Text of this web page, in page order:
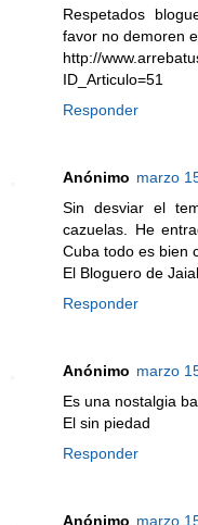
Respetados
favor no demoren
http://
ID_Articulo=51
Responder
Anónimo marzo
Sin desviar el
cazuelas. He
Cuba todo es bien
El Bloguero de
Responder
Anónimo marzo
Es una nostalgia
El sin piedad
Responder
Anónimo marzo